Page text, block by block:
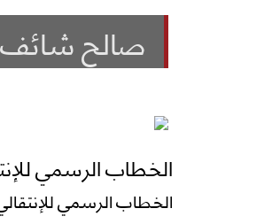
صالح شائف
الخطاب الرسمي
الخطاب الرسمي